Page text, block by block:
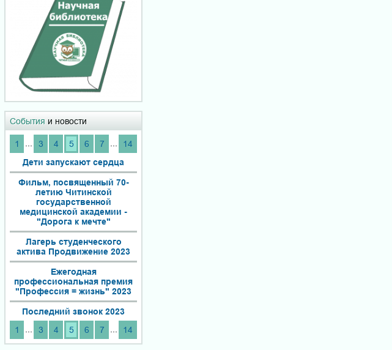
События и новости
1 ... 3 4 5 6 7 ...
14
Дети запускают сердца
Фильм, посвященный 70-
летию Читинской
государственной
медицинской академии -
"Дорога к мечте"
Лагерь студенческого
актива Продвижение 2023
Ежегодная
профессиональная премия
"Профессия = жизнь" 2023
Последний звонок 2023
1
... 3 4 5 6 7 ... 14